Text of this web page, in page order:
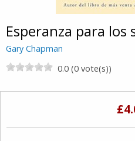
Esperanza para los
Gary Chapman
0.0 (0 vote(s))